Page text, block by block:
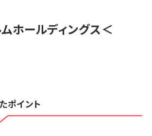
ホールディングス＜
ポイント